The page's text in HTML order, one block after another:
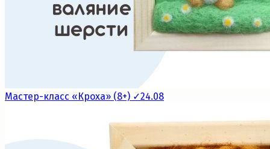
Мастер-класс «Кроха» (8+) ✓24.08